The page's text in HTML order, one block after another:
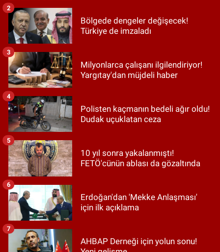
Bölgede dengeler değişecek!
Türkiye de imzaladı
2
Milyonlarca çalışanı ilgilendiriyor!
Yargıtay'dan müjdeli haber
3
Polisten kaçmanın bedeli ağır oldu!
Dudak uçuklatan ceza
4
10 yıl sonra yakalanmıştı!
FETÖ'cünün ablası da gözaltında
5
Erdoğan'dan 'Mekke Anlaşması'
için ilk açıklama
6
AHBAP Derneği için yolun sonu!
7